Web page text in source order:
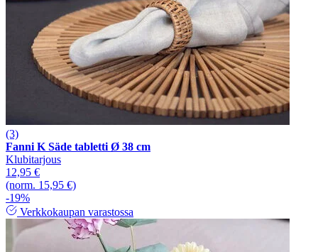
(3)
Fanni K Säde tabletti Ø 38 cm
Klubitarjous
12,95 €
(norm. 15,95 €)
-19%
Verkkokaupan varastossa